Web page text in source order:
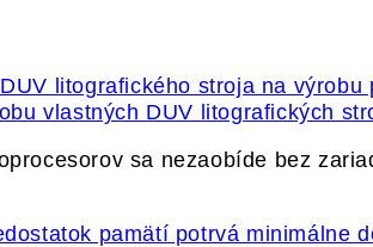
vlastných DUV litografických
sa nezaobíde bez